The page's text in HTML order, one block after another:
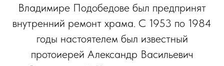
Владимире Подобедове был предпринят
внутренний ремонт храма. С 1953 по 1984
годы настоятелем был известный
протоиерей Александр Васильевич